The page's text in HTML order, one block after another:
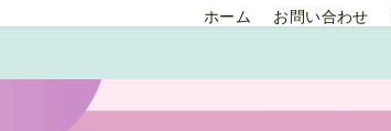
ホーム お問い合わせ